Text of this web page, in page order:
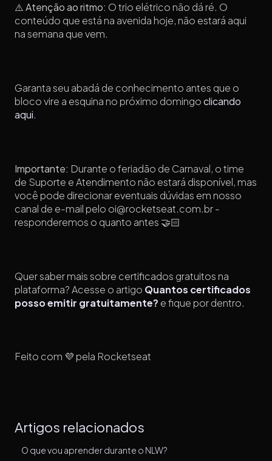
⚠️Atenção ao ritmo: O trio elétrico não dá ré. O
conteúdo que está na avenida hoje, não estará aqui
na semana que vem.
Garanta seu abadá de conhecimento antes que o
bloco vire a esquina no próximo domingoclicando
aqui.
Importante: Durante o feriadão de Carnaval, o time
de Suporte e Atendimento não estará disponível, mas
você pode direcionar eventuais dúvidas em nosso
canal de e-mail pelo oi@rocketseat.com.br -
responderemos o quanto antes 🤝🏻
Quer saber mais sobre certificados gratuitos na
plataforma? Acesse o artigo Quantos certificados
posso emitir gratuitamente? e fique por dentro.
Feito com 💜 pela Rocketseat
Artigos relacionados
O que vou aprender durante o NLW?